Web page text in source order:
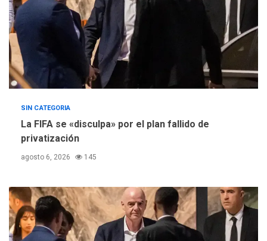
de Ley de Puerto Libre
SIN CATEGORIA
La FIFA se «disculpa» por el plan fallido de
privatización
agosto 6, 2026 145